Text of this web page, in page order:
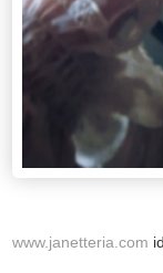
www.janetteria.com